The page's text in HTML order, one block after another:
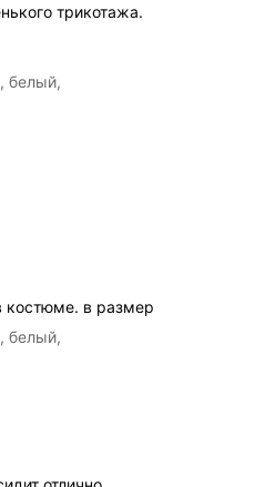
трикотажа.
белый,
костюме. в размер
белый,